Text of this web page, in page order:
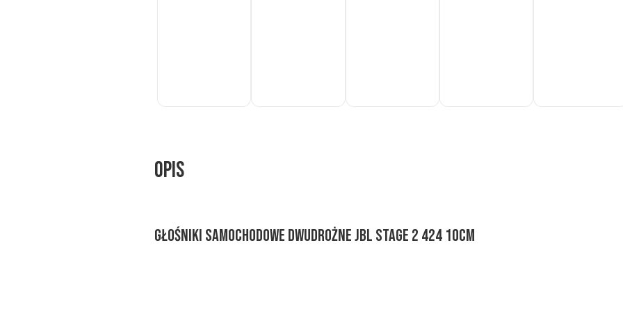
Opis
Głośniki samochodowe dwudrożne JBL STAGE 2 424 10cm